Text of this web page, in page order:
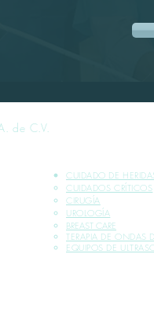
de C.V.
CUIDADO DE
CUIDADOS CRÍTICOS​
CIRUGÍA
UROLOGÍA
BREAST CARE
TERAPIA DE ONDAS
EQUIPOS DE